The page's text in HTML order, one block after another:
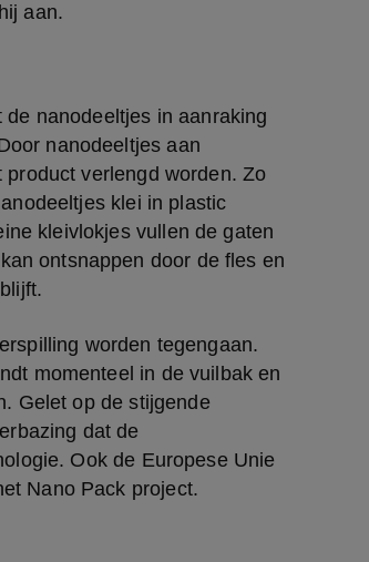
aan.
nanodeeltjes in aanraking
nanodeeltjes aan
verlengd worden. Zo
klei in plastic
kleivlokjes vullen de gaten
ontsnappen door de fles en
worden tegengaan.
momenteel in de vuilbak en
Gelet op de stijgende
dat de
Ook de Europese Unie
Nano Pack project.